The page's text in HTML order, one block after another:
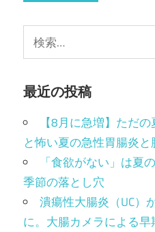
索:
最近の投稿
【8月に急増】ただ
と怖い夏の急性胃腸炎と
「食欲がない」は夏
季節の落とし穴
潰瘍性大腸炎（UC）
に。大腸カメラによる